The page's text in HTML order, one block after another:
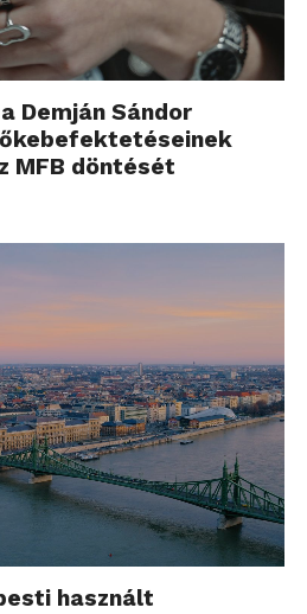
Demján Sándor
MFB döntését
használt